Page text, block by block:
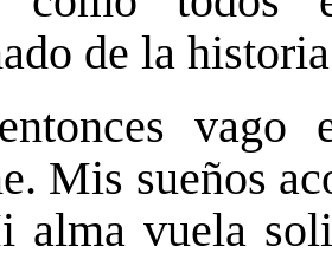
de la
Mis sueños
alma vuela